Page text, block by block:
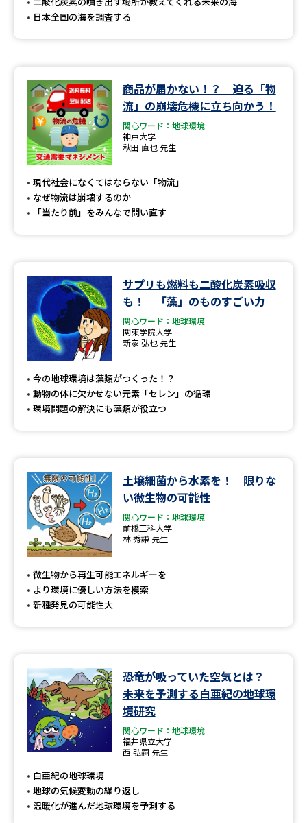
Ｑ＆Ａ よくあるご質問
テレメール
お支払いサイト
個人情報取扱規定
特定商取引表記
テレメール進学カタログ
日本全国の海を調査する
商品が届かない！？ 迫る「物
流」の崩壊危機に立ち向かう！
関心ワード：地球環境
神戸大学
秋田 直也 先生
現代社会になくてはならない「物流」
なぜ物流は崩壊するのか
「当たり前」をみんなで問い直す
サプリも燃料も二酸化炭素吸収
も！ 「藻」のものすごい力
関心ワード：地球環境
関東学院大学
新家 弘也 先生
今の地球環境は藻類がつくった！？
動物の体に欠かせない元素「セレン」の循環
環境問題の解決にも藻類が役立つ
土壌細菌から水素を！ 限りな
い微生物の可能性
関心ワード：地球環境
前橋工科大学
林 秀謙 先生
微生物から再生可能エネルギーを
より環境に優しい方法を模索
新種発見の可能性大
恐竜が吸っていた空気とは？
未来を予測する白亜紀の地球環
境研究
関心ワード：地球環境
福井県立大学
西 弘嗣 先生
白亜紀の地球環境
地球の気候変動の繰り返し
温暖化が進んだ地球環境を予測する